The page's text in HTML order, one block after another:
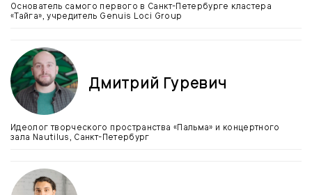
Основатель самого первого в Санкт-Петербурге кластера
«Тайга», учредитель Genuis Loci Group
Дмитрий Гуревич
Идеолог творческого пространства «Пальма» и концертного
зала Nautilus, Санкт-Петербург